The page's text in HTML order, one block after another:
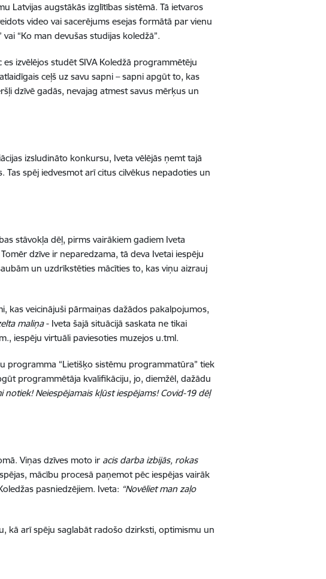
Latvijas augstākās izglītības sistēmā. Tā ietvaros
video vai sacerējums esejas formātā par vienu
“Ko man devušas studijas koledžā”.
izvēlējos studēt SIVA Koledžā programmētēju
ceļš uz savu sapni – sapni apgūt to, kas
dzīvē gadās, nevajag atmest savus mērķus un
izsludināto konkursu, Iveta vēlējās ņemt tajā
spēj iedvesmot arī citus cilvēkus nepadoties un
stāvokļa dēļ, pirms vairākiem gadiem Iveta
dzīve ir neparedzama, tā deva Ivetai iespēju
un uzdrīkstēties mācīties to, kas viņu aizrauj
kas veicinājuši pārmaiņas dažādos pakalpojumos,
maliņa- Iveta šajā situācijā saskata ne tikai
iespēju virtuāli paviesoties muzejos u.tml.
programma “Lietišķo sistēmu programmatūra” tiek
programmētāja kvalifikāciju, jo, diemžēl, dažādu
notiek! Neiespējamais kļūst iespējams! Covid-19 dēļ
Viņas dzīves moto ir acis darba izbijās, rokas
mācību procesā paņemot pēc iespējas vairāk
pasniedzējiem. Iveta: “Novēliet man zaļo
kā arī spēju saglabāt radošo dzirksti, optimismu un